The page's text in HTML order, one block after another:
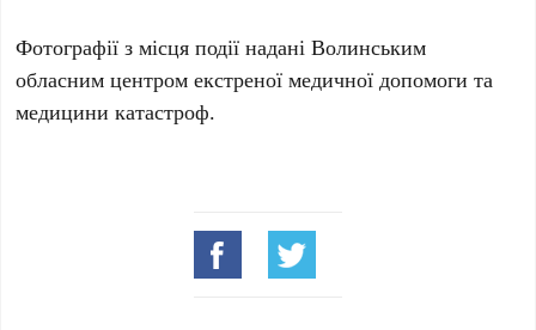
Фотографії з місця події надані Волинським
обласним центром екстреної медичної допомоги та
медицини катастроф.